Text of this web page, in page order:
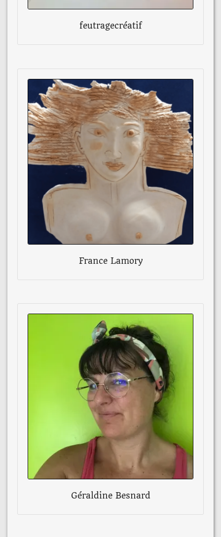
feutragecréatif
France Lamory
Géraldine Besnard